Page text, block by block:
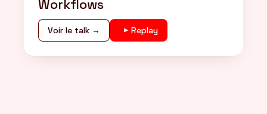
Workflows
Voir le talk → Replay